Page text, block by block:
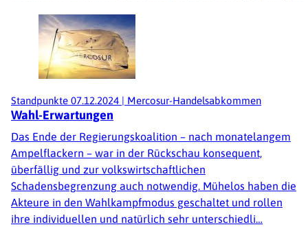
Standpunkte 07.12.2024 | Mercosur-Handelsabkommen
Wahl-Erwartungen
Das Ende der Regierungskoalition – nach monatelangem
Ampelflackern – war in der Rückschau konsequent,
überfällig und zur volkswirtschaftlichen
Schadensbegrenzung auch notwendig. Mühelos haben die
Akteure in den Wahlkampfmodus geschaltet und rollen
ihre individuellen und natürlich sehr unterschiedli…